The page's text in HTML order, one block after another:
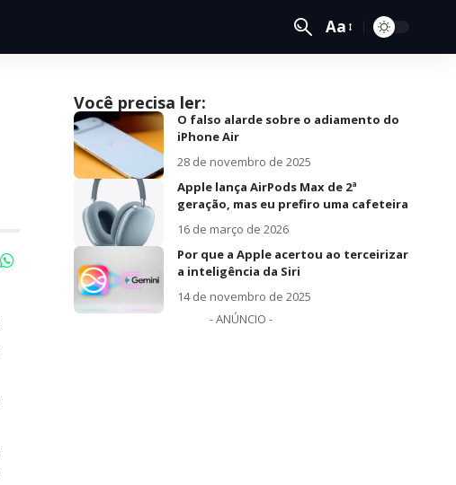
Aa
Você precisa ler:
O falso alarde sobre o adiamento do
iPhone Air
28 de novembro de 2025
Apple lança AirPods Max de 2ª
geração, mas eu prefiro uma cafeteira
16 de março de 2026
Por que a Apple acertou ao terceirizar
a inteligência da Siri
14 de novembro de 2025
- ANÚNCIO -